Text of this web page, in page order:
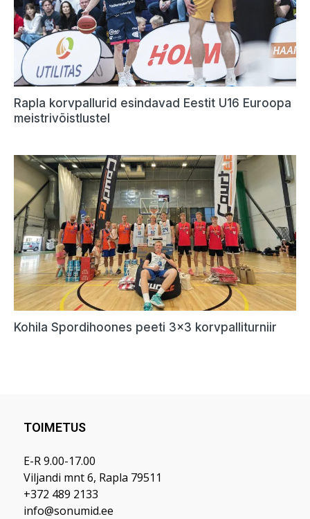
TOIMETUS
E-R 9.00-17.00
Viljandi mnt 6, Rapla 79511
+372 489 2133
info@sonumid.ee